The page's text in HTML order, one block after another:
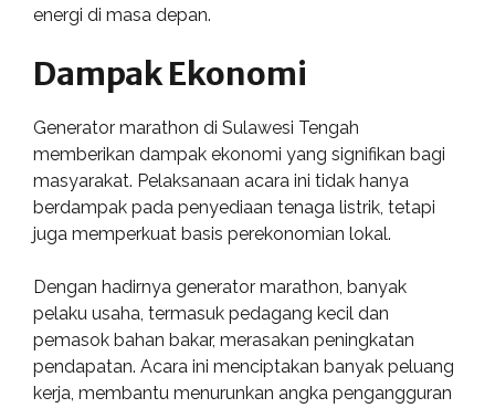
energi di masa depan.
Dampak Ekonomi
Generator marathon di Sulawesi Tengah
memberikan dampak ekonomi yang signifikan bagi
masyarakat. Pelaksanaan acara ini tidak hanya
berdampak pada penyediaan tenaga listrik, tetapi
juga memperkuat basis perekonomian lokal.
Dengan hadirnya generator marathon, banyak
pelaku usaha, termasuk pedagang kecil dan
pemasok bahan bakar, merasakan peningkatan
pendapatan. Acara ini menciptakan banyak peluang
kerja, membantu menurunkan angka pengangguran